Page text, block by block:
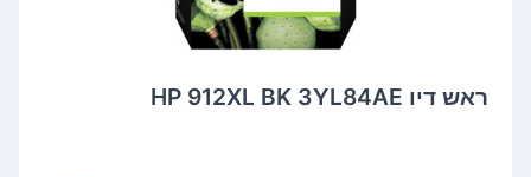
‏ראש דיו HP 912XL BK 3YL84AE